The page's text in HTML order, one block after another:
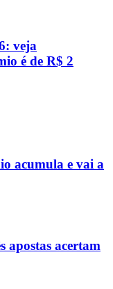
veja
é de R$ 2
acumula e vai a
apostas acertam